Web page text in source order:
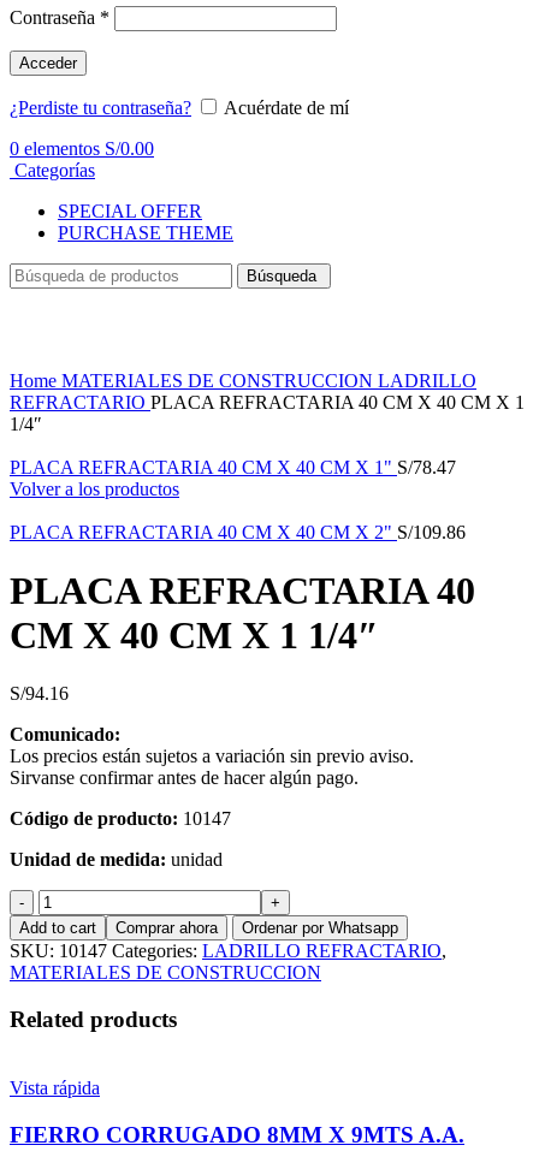
Contraseña *
Acceder
¿Perdiste tu contraseña?
Acuérdate de mí
0 elementos S/0.00
Categorías
SPECIAL OFFER
PURCHASE THEME
Búsqueda
Home MATERIALES DE CONSTRUCCION LADRILLO
REFRACTARIO PLACA REFRACTARIA 40 CM X 40 CM X 1
1/4″
PLACA REFRACTARIA 40 CM X 40 CM X 1" S/78.47
Volver a los productos
PLACA REFRACTARIA 40 CM X 40 CM X 2" S/109.86
PLACA REFRACTARIA 40
CM X 40 CM X 1 1/4″
S/94.16
Comunicado:
Los precios están sujetos a variación sin previo aviso.
Sirvanse confirmar antes de hacer algún pago.
Código de producto: 10147
Unidad de medida: unidad
PLACA
REFRACTARIA
40
CM
X
40
CM
1/4"
Add to cart Comprar ahora Ordenar por Whatsapp
SKU: 10147 Categories: LADRILLO REFRACTARIO,
MATERIALES DE CONSTRUCCION
Related products
Vista rápida
FIERRO CORRUGADO 8MM X 9MTS A.A.